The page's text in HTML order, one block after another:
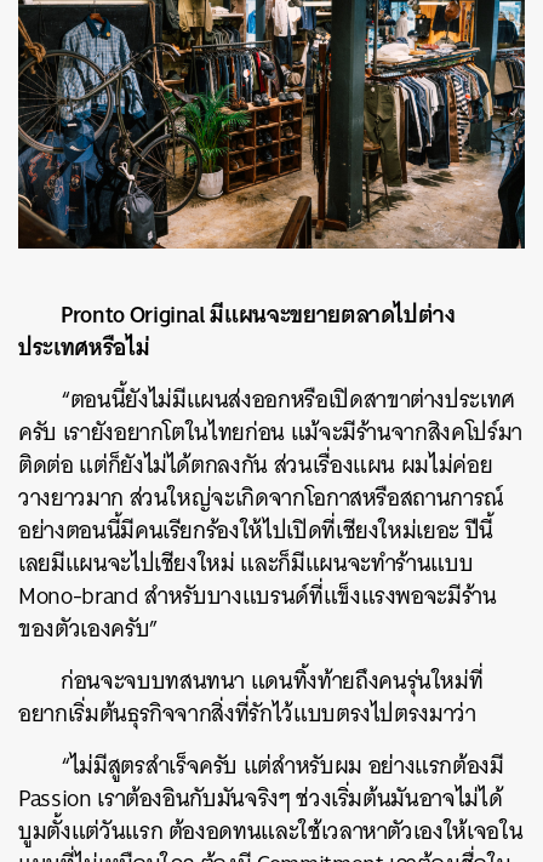
Pronto Original มีแผนจะขยายตลาดไปต่าง
ประเทศหรือไม่
“ตอนนี้ยังไม่มีแผนส่งออกหรือเปิดสาขาต่างประเทศ
ครับ เรายังอยากโตในไทยก่อน แม้จะมีร้านจากสิงคโปร์มา
ติดต่อ แต่ก็ยังไม่ได้ตกลงกัน ส่วนเรื่องแผน ผมไม่ค่อย
วางยาวมาก ส่วนใหญ่จะเกิดจากโอกาสหรือสถานการณ์
อย่างตอนนี้มีคนเรียกร้องให้ไปเปิดที่เชียงใหม่เยอะ ปีนี้
เลยมีแผนจะไปเชียงใหม่ และก็มีแผนจะทำร้านแบบ
Mono-brand สำหรับบางแบรนด์ที่แข็งแรงพอจะมีร้าน
ของตัวเองครับ”
ก่อนจะจบบทสนทนา แดนทิ้งท้ายถึงคนรุ่นใหม่ที่
อยากเริ่มต้นธุรกิจจากสิ่งที่รักไว้แบบตรงไปตรงมาว่า
“ไม่มีสูตรสำเร็จครับ แต่สำหรับผม อย่างแรกต้องมี
Passion เราต้องอินกับมันจริงๆ ช่วงเริ่มต้นมันอาจไม่ได้
บูมตั้งแต่วันแรก ต้องอดทนและใช้เวลาหาตัวเองให้เจอใน